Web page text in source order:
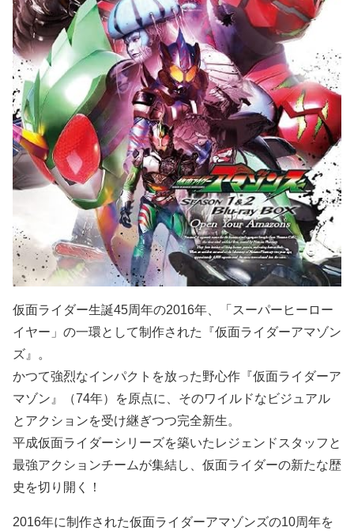
仮面ライダー生誕45周年の2016年、「スーパーヒーロー
イヤー」の一環として制作された『仮面ライダーアマゾン
ズ』。
かつて強烈なインパクトを放った野心作『仮面ライダーア
マゾン』（74年）を原点に、そのワイルドなビジュアル
とアクションを受け継ぎつつ完全新生。
平成仮面ライダーシリーズを築いたレジェンドスタッフと
最強アクションチームが集結し、仮面ライダーの新たな歴
史を切り開く！
2016年に制作された仮面ライダーアマゾンズの10周年を